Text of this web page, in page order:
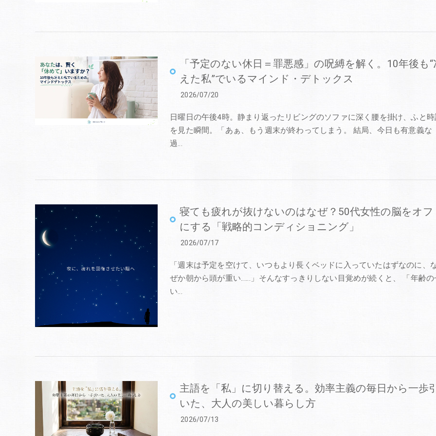
「予定のない休日＝罪悪感」の呪縛を解く。10年後も“
えた私”でいるマインド・デトックス
2026/07/20
日曜日の午後4時。静まり返ったリビングのソファに深く腰を掛け、ふと
を見た瞬間。「あぁ、もう週末が終わってしまう。 結局、今日も有意義な
過…
寝ても疲れが抜けないのはなぜ？50代女性の脳をオフ
にする「戦略的コンディショニング」
2026/07/17
「週末は予定を空けて、いつもより長くベッドに入っていたはずなのに、
ぜか朝から頭が重い……」そんなすっきりしない目覚めが続くと、 「年齢の
い…
主語を「私」に切り替える。効率主義の毎日から一歩
いた、大人の美しい暮らし方
2026/07/13